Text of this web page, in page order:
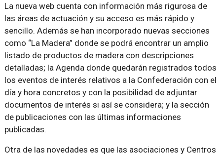
La nueva web cuenta con información más rigurosa de
las áreas de actuación y su acceso es más rápido y
sencillo. Además se han incorporado nuevas secciones
como “La Madera” donde se podrá encontrar un amplio
listado de productos de madera con descripciones
detalladas; la Agenda donde quedarán registrados todos
los eventos de interés relativos a la Confederación con el
día y hora concretos y con la posibilidad de adjuntar
documentos de interés si así se considera; y la sección
de publicaciones con las últimas informaciones
publicadas.
Otra de las novedades es que las asociaciones y Centros